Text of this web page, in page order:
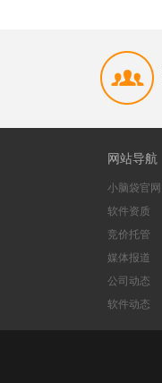
网站导航
小脑袋官网
软件资质
竞价托管
媒体报道
公司动态
软件动态